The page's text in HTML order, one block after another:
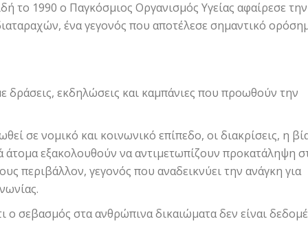
το 1990 ο Παγκόσμιος Οργανισμός Υγείας αφαίρεσε την
ένα γεγονός που αποτέλεσε σημαντικό
δράσεις, εκδηλώσεις και καμπάνιες που προωθούν την
σε νομικό και κοινωνικό επίπεδο, οι διακρίσεις, η
άτομα εξακολουθούν να αντιμετωπίζουν προκατάληψη
περιβάλλον, γεγονός που αναδεικνύει την ανάγκη για
ο σεβασμός στα ανθρώπινα δικαιώματα δεν είναι